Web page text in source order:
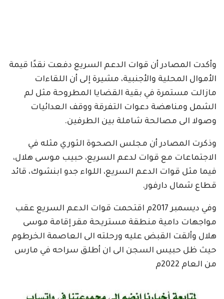
وأكدت المصادر أن قوات الدعم السريع دفعت نقدًا قيمة
الأموال المحلية والأجنبية، مشيرة إلى أن اللقاءات
مازالت مستمرة في بقية القضايا المطروحة مثل لم
الشمل ومناهضة دعوات التفرقة ووقف العدائيات
وصولا الى مصالحة شاملة بين الطرفين.
وذكرت المصادر أن مجلس الصحوة الثوري مثله في
الاجتماعات مع قوات لدعم السريع، حبيب موسى هلال،
فيما مثل قوات الدعم السريع، اللواء جدو ابنشوك، قائد
قطاع شمال دارفور.
وفي ديسمبر 2017م اقتحمت قوات الدعم السريع عقب
مواجهات دامية منطقة مستريحة مقر إقامة موسى
هلال وألقت القبض عليه ورحلته الى العاصمة الخرطوم
حيث ظل حبيس السجن الى ان أطلق سراحه في مارس
من العام 2022م